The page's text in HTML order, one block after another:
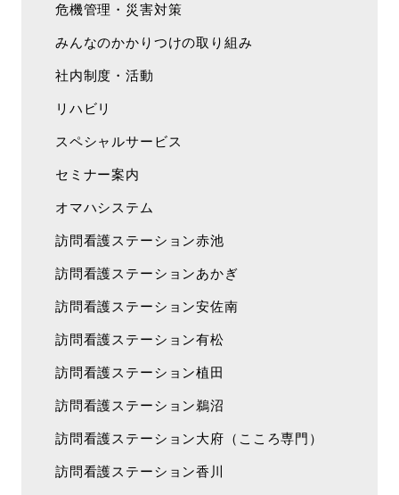
危機管理・災害対策
みんなのかかりつけの取り組み
社内制度・活動
リハビリ
スペシャルサービス
セミナー案内
オマハシステム
訪問看護ステーション赤池
訪問看護ステーションあかぎ
訪問看護ステーション安佐南
訪問看護ステーション有松
訪問看護ステーション植田
訪問看護ステーション鵜沼
訪問看護ステーション大府（こころ専門）
訪問看護ステーション香川